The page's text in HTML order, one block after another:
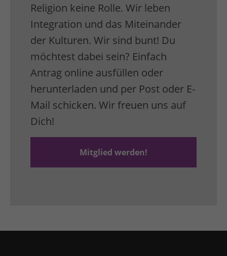
Religion keine Rolle. Wir leben
Integration und das Miteinander
der Kulturen. Wir sind bunt! Du
möchtest dabei sein? Einfach
Antrag online ausfüllen oder
herunterladen und per Post oder E-
Mail schicken. Wir freuen uns auf
Dich!
Mitglied werden!